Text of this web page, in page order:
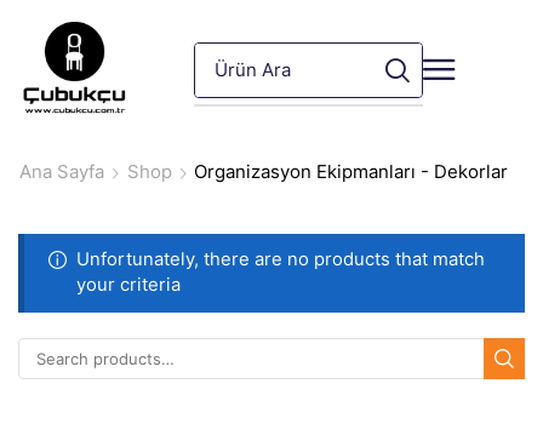
Ana Sayfa Shop Organizasyon Ekipmanları - Dekorlar
Unfortunately, there are no products that match
your criteria